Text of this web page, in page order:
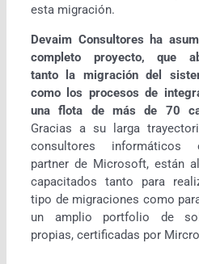
esta migración.
Devaim Consultores ha
completo proyecto, que
tanto la migración del
como los procesos de
una flota de más de 70
Gracias a su larga
consultores informáticos
partner de Microsoft, están
capacitados tanto para
tipo de migraciones como
un amplio portfolio de
propias, certificadas por